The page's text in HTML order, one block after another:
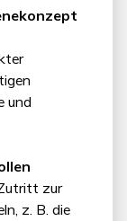
und
zur
z. B. die